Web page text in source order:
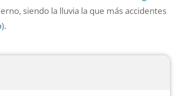
siendo la lluvia la que más accidentes
).